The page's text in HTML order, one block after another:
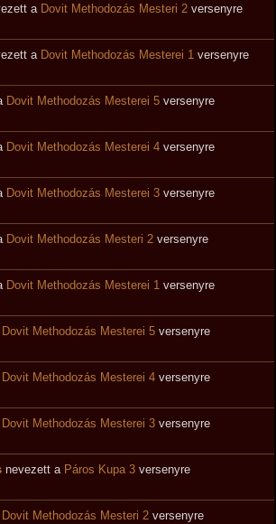
a Dovit Methodozás Mesteri 2 versenyre
a Dovit Methodozás Mesterei 1 versenyre
Dovit Methodozás Mesterei 5 versenyre
Dovit Methodozás Mesterei 4 versenyre
Dovit Methodozás Mesterei 3 versenyre
Dovit Methodozás Mesteri 2 versenyre
Dovit Methodozás Mesterei 1 versenyre
Dovit Methodozás Mesterei 5 versenyre
Dovit Methodozás Mesterei 4 versenyre
Dovit Methodozás Mesterei 3 versenyre
nevezett a Páros Kupa 3 versenyre
Dovit Methodozás Mesteri 2 versenyre